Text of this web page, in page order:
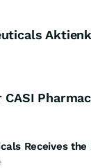
CASI
Receives